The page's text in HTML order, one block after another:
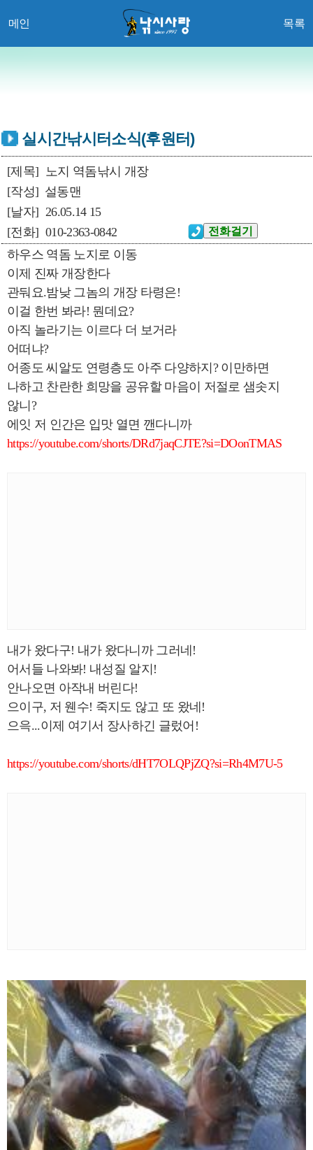
메인 목록
실시간낚시터소식(후원터)
[제목] 노지 역돔낚시 개장
[작성] 설동맨
[날자] 26.05.14 15
[전화] 010-2363-0842
하우스 역돔 노지로 이동
이제 진짜 개장한다
관둬요.밤낮 그놈의 개장 타령은!
이걸 한번 봐라! 뭔데요?
아직 놀라기는 이르다 더 보거라
어떠냐?
어종도 씨알도 연령층도 아주 다양하지? 이만하면
나하고 찬란한 희망을 공유할 마음이 저절로 샘솟지
않니?
에잇 저 인간은 입맛 열면 깬다니까
https://youtube.com/shorts/DRd7jaqCJTE?si=DOonTMAS
내가 왔다구! 내가 왔다니까 그러네!
어서들 나와봐! 내성질 알지!
안나오면 아작내 버린다!
으이구, 저 웬수! 죽지도 않고 또 왔네!
으윽...이제 여기서 장사하긴 글렀어!
https://youtube.com/shorts/dHT7OLQPjZQ?si=Rh4M7U-5